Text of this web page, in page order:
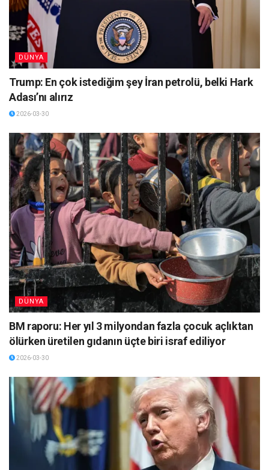
DÜNYA
Trump: En çok istediğim şey İran petrolü, belki Hark
Adası’nı alırız
2026-03-30
DÜNYA
BM raporu: Her yıl 3 milyondan fazla çocuk açlıktan
ölürken üretilen gıdanın üçte biri israf ediliyor
2026-03-30